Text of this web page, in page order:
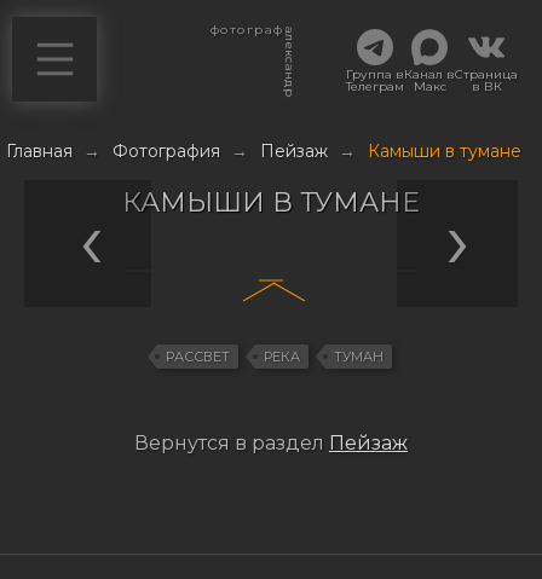
фотографалександр Группа в
Телеграм
Канал в
Макс
Страница
в ВК
Главная → Фотография → Пейзаж → Камыши в тумане
КАМЫШИ В ТУМАНЕ
РАССВЕТ РЕКА ТУМАН
Вернутся в раздел Пейзаж